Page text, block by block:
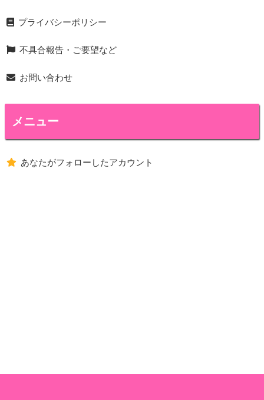
プライバシーポリシー
不具合報告・ご要望など
お問い合わせ
メニュー
あなたがフォローしたアカウント